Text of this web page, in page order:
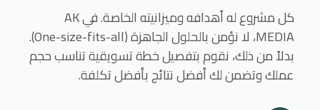
كل مشروع له أهدافه وميزانيته الخاصة. في AK
MEDIA، لا نؤمن بالحلول الجاهزة (One-size-fits-all).
بدلاً من ذلك، نقوم بتفصيل خطة تسويقية تناسب حجم
عملك وتضمن لك أفضل نتائج بأفضل تكلفة.